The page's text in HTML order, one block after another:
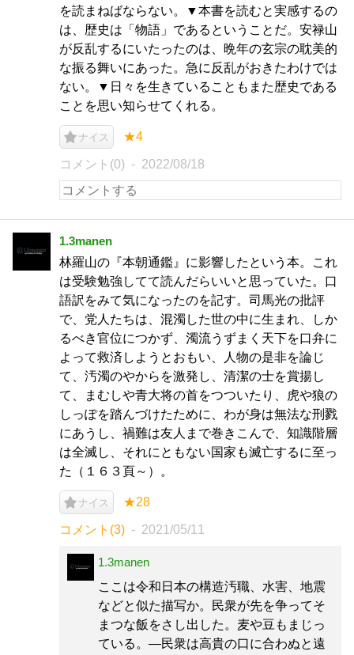
を読まねばならない。▼本書を読むと実感するの
は、歴史は「物語」であるということだ。安禄山
が反乱するにいたったのは、晩年の玄宗の耽美的
な振る舞いにあった。急に反乱がおきたわけでは
ない。▼日々を生きていることもまた歴史である
ことを思い知らせてくれる。
ナイス ★4
コメント(0) 2022/08/18
1.3manen
林羅山の『本朝通鑑』に影響したという本。これ
は受験勉強してて読んだらいいと思っていた。口
語訳をみて気になったのを記す。司馬光の批評
で、党人たちは、混濁した世の中に生まれ、しか
るべき官位につかず、濁流うずまく天下を口弁に
よって救済しようとおもい、人物の是非を論じ
て、汚濁のやからを激発し、清潔の士を賞揚し
て、まむしや青大将の首をつついたり、虎や狼の
しっぽを踏んづけたために、わが身は無法な刑戮
にあうし、禍難は友人まで巻きこんで、知識階層
は全滅し、それにともない国家も滅亡するに至っ
た（１６３頁～）。
ナイス ★28
コメント(3) 2021/05/11
1.3manen
ここは令和日本の構造汚職、水害、地震
などと似た描写か。民衆が先を争ってそ
まつな飯をさし出した。麦や豆もまじっ
ている。—民衆は高貴の口に合わぬと遠